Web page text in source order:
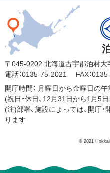
〒045-0202 北海道古宇郡泊村
電話：0135-75-2021
FAX：
開庁時間： 月曜日から金曜日の
(祝日・休日、12月31日から1月5
(注)部署、施設によっては、開庁
ります
© 2021